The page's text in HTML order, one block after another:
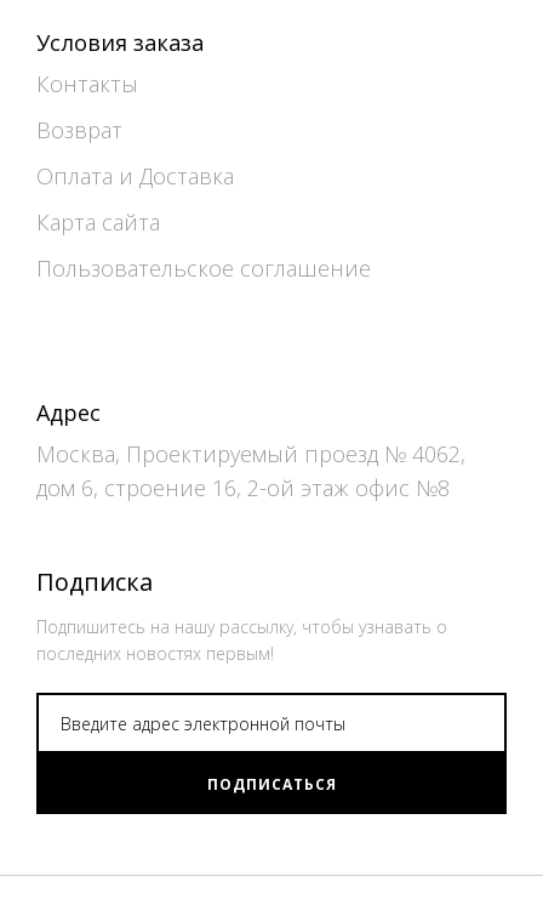
Условия заказа
Контакты
Возврат
Оплата и Доставка
Карта сайта
Пользовательское соглашение
Адрес
Москва, Проектируемый проезд № 4062,
дом 6, строение 16, 2-ой этаж офис №8
Подписка
Подпишитесь на нашу рассылку, чтобы узнавать о
последних новостях первым!
ПОДПИСАТЬСЯ